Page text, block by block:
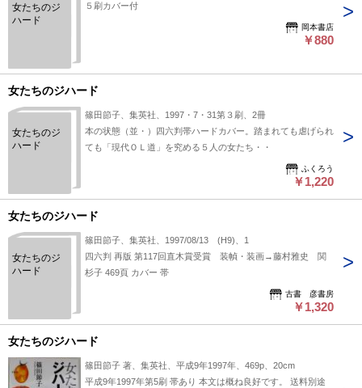
女たちのジ
ハード
５刷カバー付
岡本書店
￥880
女たちのジハード
女たちのジ
ハード
篠田節子、集英社、1997・7・31第３刷、2冊
本の状態（並・）四六判帯ハードカバー。踏まれても虐げられ
ても「現代ＯＬ道」を究める５人の女たち・・
ふくろう
￥1,220
女たちのジハード
女たちのジ
ハード
篠田節子、集英社、1997/08/13 (H9)、1
四六判 再版 第117回直木賞受賞 装幀・装画→藤村雅史 関
杉子 469頁 カバー 帯
古書 彦書房
￥1,320
女たちのジハード
篠田節子 著、集英社、平成9年1997年、469p、20cm
平成9年1997年第5刷 帯あり 本文は概ね良好です。 送料別途